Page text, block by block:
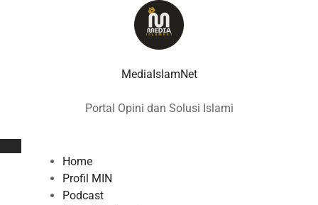
MediaIslamNet
Portal Opini dan Solusi Islami
Home
Profil MIN
Podcast